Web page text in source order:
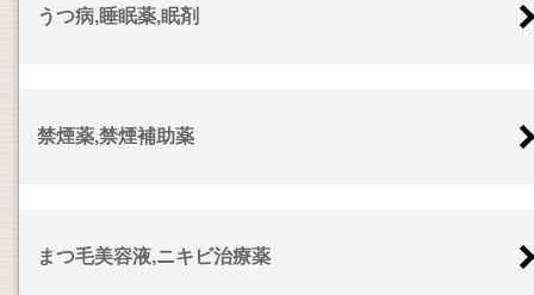
うつ病,睡眠薬,眠剤
禁煙薬,禁煙補助薬
まつ毛美容液,ニキビ治療薬